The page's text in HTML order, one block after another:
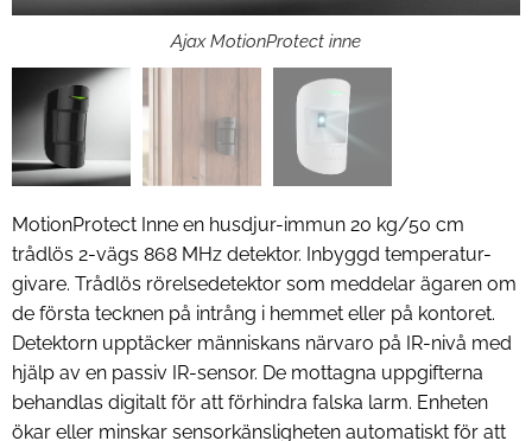
Ajax MotionProtect inne
MotionProtect Inne en husdjur-immun 20 kg/50 cm
trådlös 2-vägs 868 MHz detektor. Inbyggd temperatur-
givare. Trådlös rörelsedetektor som meddelar ägaren om
de första tecknen på intrång i hemmet eller på kontoret.
Detektorn upptäcker människans närvaro på IR-nivå med
hjälp av en passiv IR-sensor. De mottagna uppgifterna
behandlas digitalt för att förhindra falska larm. Enheten
ökar eller minskar sensorkänsligheten automatiskt för att